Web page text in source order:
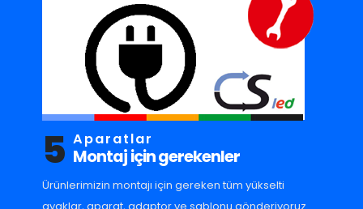
5 Aparatlar
Montaj için gerekenler
Ürünlerimizin montajı için gereken tüm yükselti